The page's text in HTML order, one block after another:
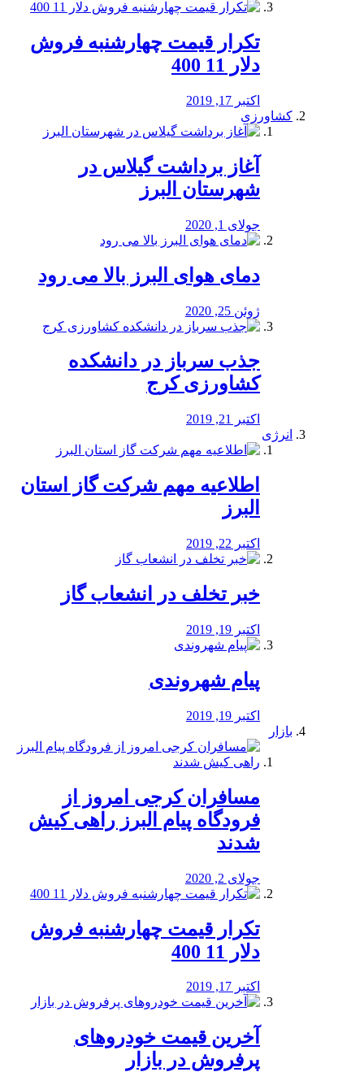
تکرار قیمت چهارشنبه فروش
دلار 11 400
اکتبر 17, 2019
کشاورزی
آغاز برداشت گیلاس در
شهرستان البرز
جولای 1, 2020
دمای هوای البرز بالا می رود
ژوئن 25, 2020
جذب سرباز در دانشکده
کشاورزی کرج
اکتبر 21, 2019
انرژی
️اطلاعیه مهم شرکت گاز استان
البرز
اکتبر 22, 2019
خبر تخلف در انشعاب گاز
اکتبر 19, 2019
پیام شهروندی
اکتبر 19, 2019
بازار
مسافران کرجی امروز از
فرودگاه پیام البرز راهی کیش
شدند
جولای 2, 2020
تکرار قیمت چهارشنبه فروش
دلار 11 400
اکتبر 17, 2019
آخرین قیمت خودرو‌های
پرفروش در بازار